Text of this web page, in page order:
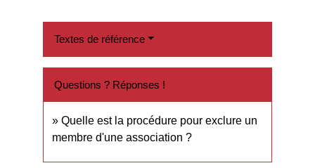
Textes de référence
Questions ? Réponses !
Quelle est la procédure pour exclure un
membre d'une association ?